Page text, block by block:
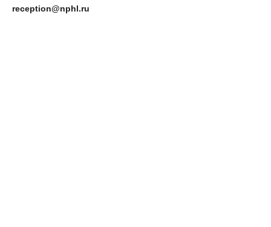
reception@nphl.ru